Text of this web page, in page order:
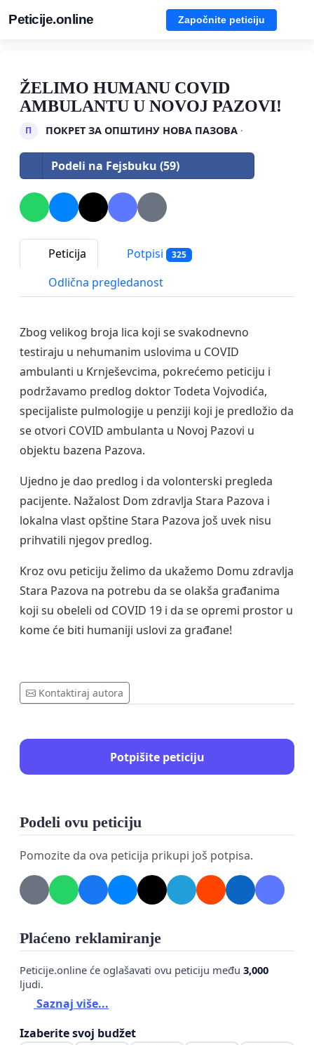
Peticije.online Započnite peticiju
ŽELIMO HUMANU COVID
AMBULANTU U NOVOJ PAZOVI!
П ПОКРЕТ ЗА ОПШТИНУ НОВА ПАЗОВА·
Podeli na Fejsbuku (59)
Peticija Potpisi 325
Odlična pregledanost
Zbog velikog broja lica koji se svakodnevno
testiraju u nehumanim uslovima u COVID
ambulanti u Krnješevcima, pokrećemo peticiju i
podržavamo predlog doktor Todeta Vojvodića,
specijaliste pulmologije u penziji koji je predložio da
se otvori COVID ambulanta u Novoj Pazovi u
objektu bazena Pazova.
Ujedno je dao predlog i da volonterski pregleda
pacijente. Nažalost Dom zdravlja Stara Pazova i
lokalna vlast opštine Stara Pazova još uvek nisu
prihvatili njegov predlog.
Kroz ovu peticiju želimo da ukažemo Domu zdravlja
Stara Pazova na potrebu da se olakša građanima
koji su obeleli od COVID 19 i da se opremi prostor u
kome će biti humaniji uslovi za građаne!
Kontaktiraj autora
Potpišite peticiju
Podeli ovu peticiju
Pomozite da ova peticija prikupi još potpisa.
Plaćeno reklamiranje
Peticije.online će oglašavati ovu peticiju među 3,000
ljudi.
Saznaj više...
Izaberite svoj budžet